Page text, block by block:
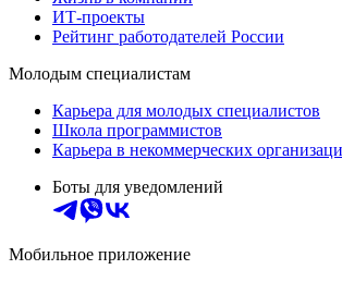
ИТ-проекты
Рейтинг работодателей России
Молодым специалистам
Карьера для молодых специалистов
Школа программистов
Карьера в некоммерческих
Боты для уведомлений
Мобильное приложение